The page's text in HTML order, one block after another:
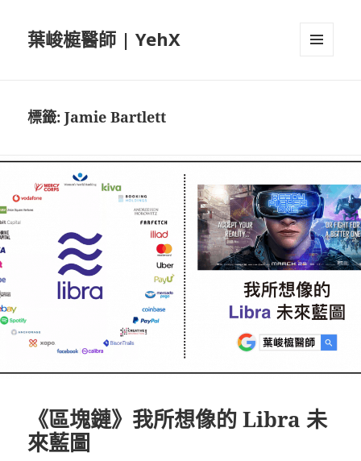
葉峻榳醫師 | YehX
標籤:Jamie Bartlett
《區塊鏈》我所想像的 Libra 未
來藍圖